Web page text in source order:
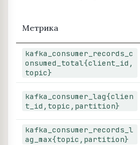
Метрика
kafka_consumer_records_c
onsumed_total{client_id,
topic}
kafka_consumer_lag{clien
t_id,topic,partition}
kafka_consumer_records_l
ag_max{topic,partition}